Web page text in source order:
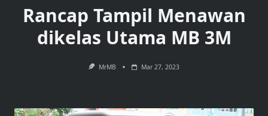
Rancap Tampil Menawan
dikelas Utama MB 3M
MrMB Mar 27, 2023